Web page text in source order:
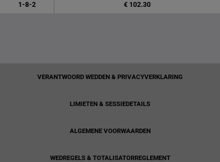
1-8-2 € 102.30
VERANTWOORD WEDDEN & PRIVACYVERKLARING
LIMIETEN & SESSIEDETAILS
ALGEMENE VOORWAARDEN
WEDREGELS & TOTALISATORREGLEMENT